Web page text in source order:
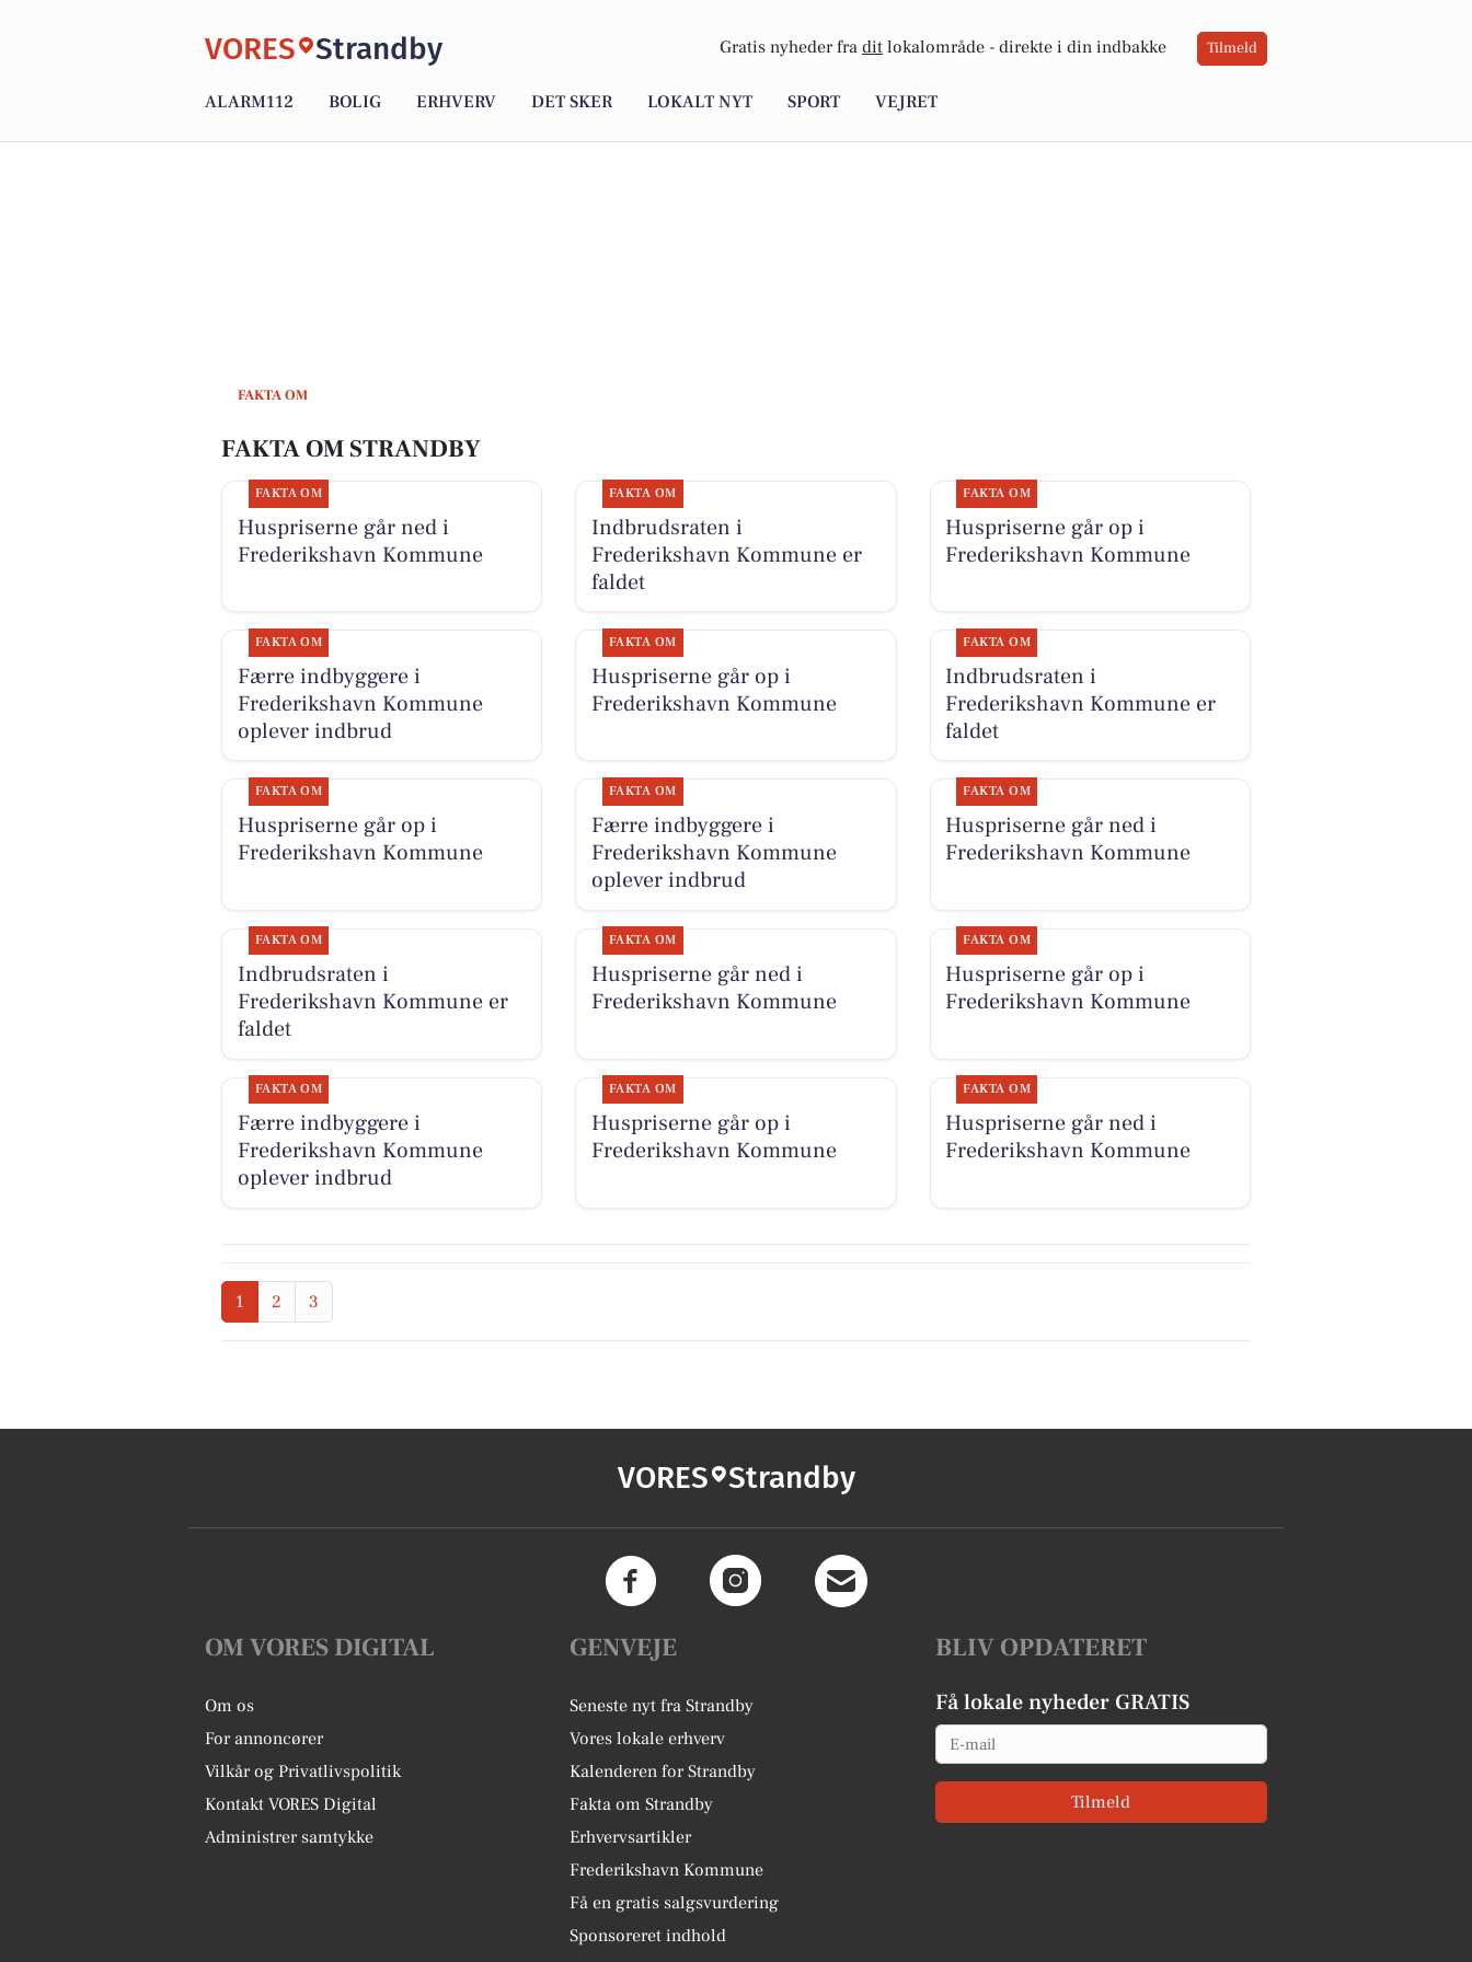
VORES Strandby Gratis nyheder fra dit lokalområde - direkte i din indbakke Tilmeld
ALARM112 BOLIG ERHVERV DET SKER LOKALT NYT SPORT VEJRET
FAKTA OM
FAKTA OM STRANDBY
FAKTA OM
Huspriserne går ned i
Frederikshavn Kommune
FAKTA OM
Indbrudsraten i
Frederikshavn Kommune er
faldet
FAKTA OM
Huspriserne går op i
Frederikshavn Kommune
FAKTA OM
Færre indbyggere i
Frederikshavn Kommune
oplever indbrud
FAKTA OM
Huspriserne går op i
Frederikshavn Kommune
FAKTA OM
Indbrudsraten i
Frederikshavn Kommune er
faldet
FAKTA OM
Huspriserne går op i
Frederikshavn Kommune
FAKTA OM
Færre indbyggere i
Frederikshavn Kommune
oplever indbrud
FAKTA OM
Huspriserne går ned i
Frederikshavn Kommune
FAKTA OM
Indbrudsraten i
Frederikshavn Kommune er
faldet
FAKTA OM
Huspriserne går ned i
Frederikshavn Kommune
FAKTA OM
Huspriserne går op i
Frederikshavn Kommune
FAKTA OM
Færre indbyggere i
Frederikshavn Kommune
oplever indbrud
FAKTA OM
Huspriserne går op i
Frederikshavn Kommune
FAKTA OM
Huspriserne går ned i
Frederikshavn Kommune
1 2 3
VORES Strandby
OM VORES DIGITAL
Om os
For annoncører
Vilkår og Privatlivspolitik
Kontakt VORES Digital
Administrer samtykke
GENVEJE
Seneste nyt fra Strandby
Vores lokale erhverv
Kalenderen for Strandby
Fakta om Strandby
Erhvervsartikler
Frederikshavn Kommune
Få en gratis salgsvurdering
Sponsoreret indhold
BLIV OPDATERET
Få lokale nyheder GRATIS
Email
Tilmeld